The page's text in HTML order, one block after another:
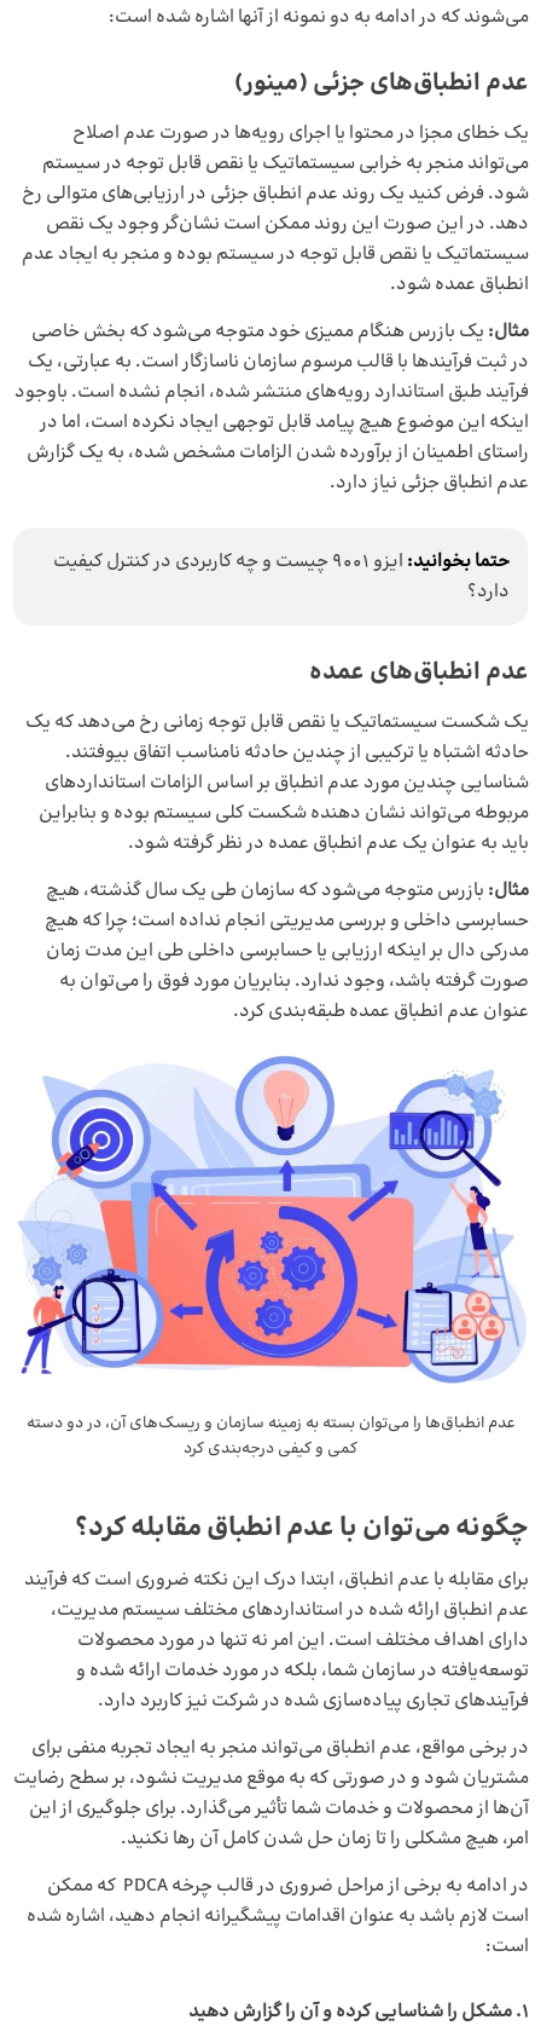
می‌شوند که در ادامه به دو نمونه از آنها اشاره شده است:
عدم انطباق‌های جزئی (مینور)
یک خطای مجزا در محتوا یا اجرای رویه‌ها در صورت عدم اصلاح
می‌تواند منجر به خرابی سیستماتیک یا نقص قابل توجه در سیستم
شود. فرض کنید یک روند عدم انطباق جزئی در ارزیابی‌های متوالی رخ
دهد. در این صورت این روند ممکن است نشان‌گر وجود یک نقص
سیستماتیک یا نقص قابل توجه در سیستم بوده و منجر به ایجاد عدم
انطباق عمده شود.
مثال: یک بازرس هنگام ممیزی خود متوجه می‌شود که بخش خاصی
در ثبت فرآیندها با قالب مرسوم سازمان ناسازگار است. به عبارتی، یک
فرآیند طبق استاندارد رویه‌های منتشر شده، انجام نشده است. باوجود
اینکه این موضوع هیچ پیامد قابل توجهی ایجاد نکرده است، اما در
راستای اطمینان از برآورده شدن الزامات مشخص شده، به یک گزارش
عدم انطباق جزئی نیاز دارد.
حتما بخوانید:
ایزو 9001 چیست و چه کاربردی در کنترل کیفیت
دارد؟
عدم انطباق‌های عمده
یک شکست سیستماتیک یا نقص قابل توجه زمانی رخ می‌دهد که یک
حادثه اشتباه یا ترکیبی از چندین حادثه نامناسب اتفاق بیوفتند.
شناسایی چندین مورد عدم انطباق بر اساس الزامات استانداردهای
مربوطه می‌تواند نشان دهنده شکست کلی سیستم بوده و بنابراین
باید به عنوان یک عدم انطباق عمده در نظر گرفته شود.
مثال: بازرس متوجه می‌شود که سازمان طی یک سال گذشته، هیچ
حسابرسی داخلی و بررسی مدیریتی انجام نداده است؛ چرا که هیچ
مدرکی دال بر اینکه ارزیابی یا حسابرسی داخلی طی این مدت زمان
صورت گرفته باشد، وجود ندارد. بنابریان مورد فوق را می‌توان به
عنوان عدم انطباق عمده طبقه‌بندی کرد.
عدم انطباق‌ها را می‌توان بسته به زمینه سازمان و ریسک‌های آن، در دو دسته
کمی و کیفی درجه‌بندی کرد
چگونه می‌توان با عدم انطباق مقابله کرد؟
برای مقابله با عدم انطباق، ابتدا درک این نکته ضروری است که فرآیند
عدم انطباق ارائه شده در استانداردهای مختلف سیستم مدیریت،
دارای اهداف مختلف است. این امر نه تنها در مورد محصولات
توسعه‌یافته در سازمان شما، بلکه در مورد خدمات ارائه شده و
فرآیندهای تجاری پیاده‌سازی شده در شرکت نیز کاربرد دارد.
در برخی مواقع، عدم انطباق می‌تواند منجر به ایجاد تجربه منفی برای
مشتریان شود و در صورتی که به موقع مدیریت نشود، بر سطح رضایت
آن‌ها از محصولات و خدمات شما تأثیر می‌گذارد. برای جلوگیری از این
امر، هیچ مشکلی را تا زمان حل شدن کامل آن رها نکنید.
در ادامه به برخی از مراحل ضروری در قالب چرخه PDCA که ممکن
است لازم باشد به عنوان اقدامات پیشگیرانه انجام دهید، اشاره شده
است:
1. مشکل را شناسایی کرده و آن را گزارش دهید